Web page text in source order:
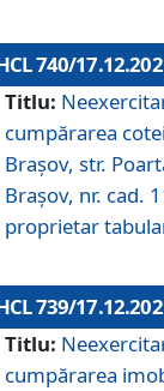
740/
Titlu:
cumpărarea
Braşov, str.
Brașov, nr. cad.
proprietar
739/
Titlu:
cumpărarea